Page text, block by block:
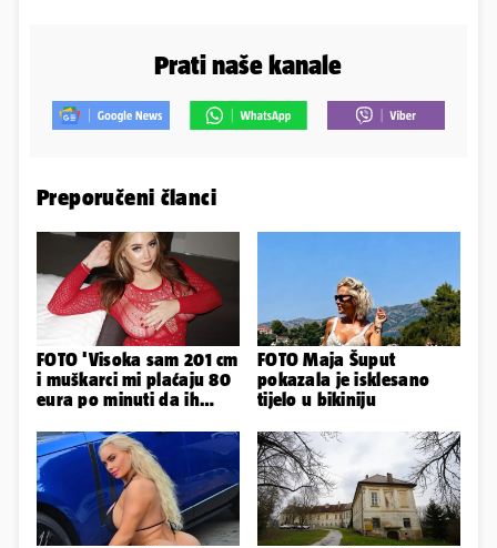
Prati naše kanale
Preporučeni članci
FOTO 'Visoka sam 201 cm
i muškarci mi plaćaju 80
eura po minuti da ih
FOTO Maja Šuput
pokazala je isklesano
tijelo u bikiniju